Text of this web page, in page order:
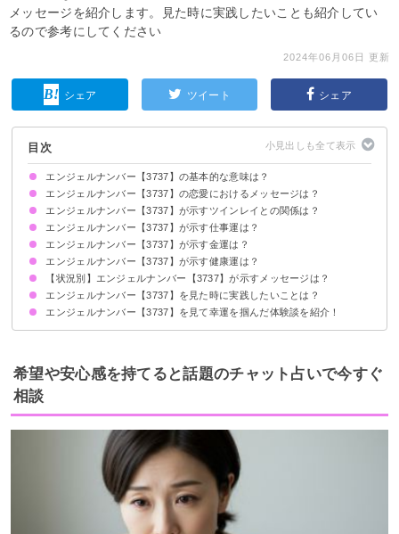
メッセージを紹介します。見た時に実践したいことも紹介してい
るので参考にしてください
2024年06月06日 更新
シェア ツイート シェア
目次
エンジェルナンバー【3737】の基本的な意味は？
自分の進んでいる道に自信を持ちましょう
エンジェルナンバー【3737】の恋愛におけるメッセージは？
片思いしている時
復縁したい時
恋人との関係について
結婚について
エンジェルナンバー【3737】が示すツインレイとの関係は？
自分を変えることでツインレイとの関係が前向きになります
サイレント期間の場合
エンジェルナンバー【3737】が示す仕事運は？
エンジェルナンバー【3737】が示す金運は？
エンジェルナンバー【3737】が示す健康運は？
【状況別】エンジェルナンバー【3737】が示すメッセージは？
何度も【3737】を見る場合
車のナンバープレートで【3737】を見る場合
エンジェルナンバー【3737】を見た時に実践したいことは？
アファメーションを行う
瞑想や月光浴をして直感力を高める
自然豊かな場所に行く
エンジェルナンバー【3737】を見て幸運を掴んだ体験談を紹介！
自分のアート作品が評価された
新しいプロジェクトが成功した
本心に従って夢を実現できた
希望や安心感を持てると話題のチャット占いで今すぐ
相談